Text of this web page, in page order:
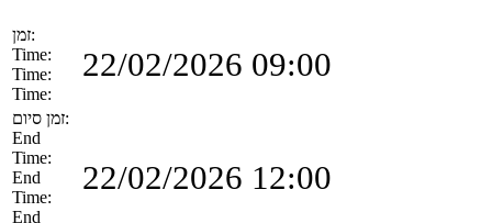
זמן:
Time:
Time:
Time:
22/02/2026 09:00
זמן סיום:
End
Time:
End
Time:
End
22/02/2026 12:00